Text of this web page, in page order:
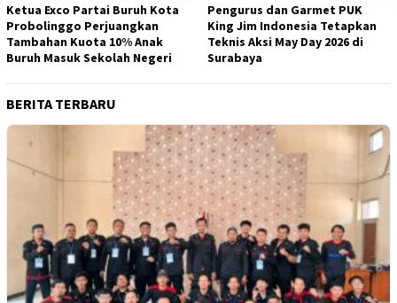
Ketua Exco Partai Buruh Kota
Probolinggo Perjuangkan
Tambahan Kuota 10% Anak
Buruh Masuk Sekolah Negeri
Pengurus dan Garmet PUK
King Jim Indonesia Tetapkan
Teknis Aksi May Day 2026 di
Surabaya
BERITA TERBARU